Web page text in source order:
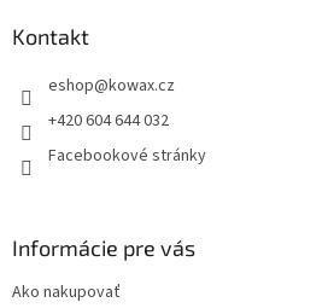
Kontakt
eshop@kowax.cz
+420 604 644 032
Facebookové stránky
Informácie pre vás
Ako nakupovať